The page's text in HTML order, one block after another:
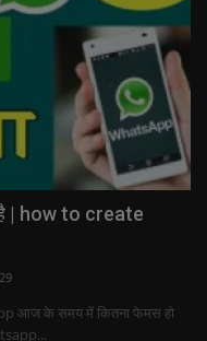
| how to create
आज के समय में कितना फेमस हो